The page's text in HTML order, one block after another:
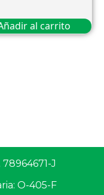
al carrito
J
O-405-F